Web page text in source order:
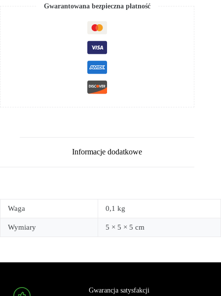
Gwarantowana bezpieczna płatność
Informacje dodatkowe
Waga 0,1 kg
Wymiary 5 × 5 × 5 cm
Gwarancja satysfakcji